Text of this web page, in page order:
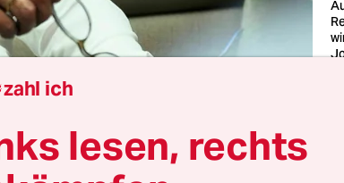
zahl ich
lesen, rechts